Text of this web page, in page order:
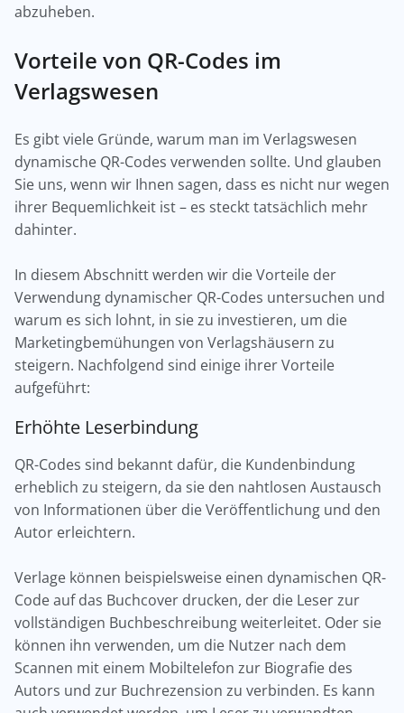
abzuheben.
Vorteile von QR-Codes im
Verlagswesen
Es gibt viele Gründe, warum man im Verlagswesen
dynamische QR-Codes verwenden sollte. Und glauben
Sie uns, wenn wir Ihnen sagen, dass es nicht nur wegen
ihrer Bequemlichkeit ist – es steckt tatsächlich mehr
dahinter.
In diesem Abschnitt werden wir die Vorteile der
Verwendung dynamischer QR-Codes untersuchen und
warum es sich lohnt, in sie zu investieren, um die
Marketingbemühungen von Verlagshäusern zu
steigern. Nachfolgend sind einige ihrer Vorteile
aufgeführt:
Erhöhte Leserbindung
QR-Codes sind bekannt dafür, die Kundenbindung
erheblich zu steigern, da sie den nahtlosen Austausch
von Informationen über die Veröffentlichung und den
Autor erleichtern.
Verlage können beispielsweise einen dynamischen QR-
Code auf das Buchcover drucken, der die Leser zur
vollständigen Buchbeschreibung weiterleitet. Oder sie
können ihn verwenden, um die Nutzer nach dem
Scannen mit einem Mobiltelefon zur Biografie des
Autors und zur Buchrezension zu verbinden. Es kann